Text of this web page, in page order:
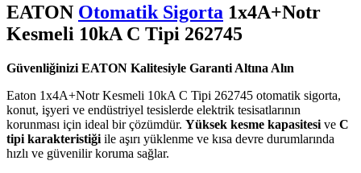
EATON Otomatik Sigorta 1x4A+Notr
Kesmeli 10kA C Tipi 262745
Güvenliğinizi EATON Kalitesiyle Garanti Altına Alın
Eaton 1x4A+Notr Kesmeli 10kA C Tipi 262745 otomatik sigorta,
konut, işyeri ve endüstriyel tesislerde elektrik tesisatlarının
korunması için ideal bir çözümdür. Yüksek kesme kapasitesi ve C
tipi karakteristiği ile aşırı yüklenme ve kısa devre durumlarında
hızlı ve güvenilir koruma sağlar.